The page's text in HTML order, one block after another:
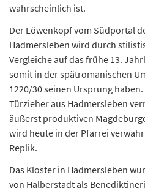
wahrscheinlich ist.
Der Löwenkopf vom Südportal
Hadmersleben wird durch
Vergleiche auf das frühe 13.
somit in der spätromanischen
1220/30 seinen Ursprung
Türzieher aus Hadmersleben
äußerst produktiven
wird heute in der Pfarrei
Replik.
Das Kloster in Hadmersleben
von Halberstadt als